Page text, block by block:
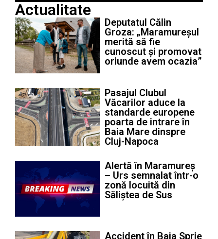
Actualitate
Deputatul Călin
Groza: „Maramureșul
merită să fie
cunoscut și promovat
oriunde avem ocazia”
Pasajul Clubul
Văcarilor aduce la
standarde europene
poarta de intrare în
Baia Mare dinspre
Cluj-Napoca
Alertă în Maramureș
– Urs semnalat într-o
zonă locuită din
Săliștea de Sus
Accident în Baia Sprie